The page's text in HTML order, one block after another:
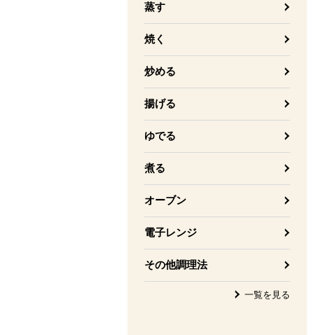
蒸す
焼く
炒める
揚げる
ゆでる
煮る
オーブン
電子レンジ
その他調理法
一覧を見る